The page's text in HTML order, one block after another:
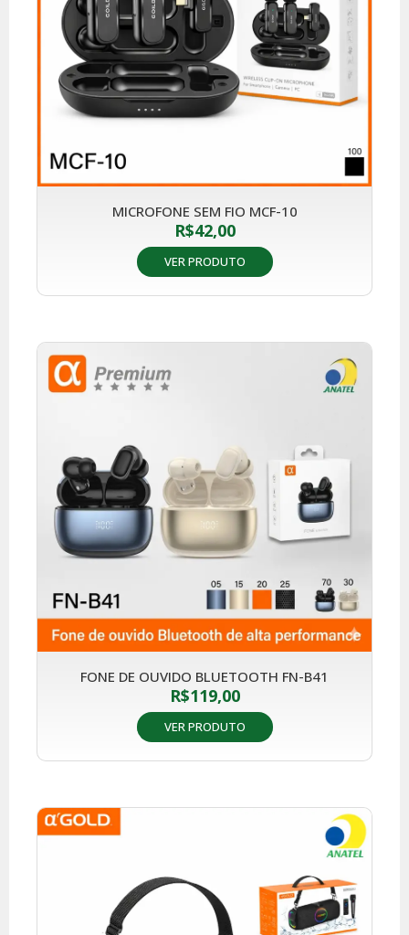
MICROFONE SEM FIO MCF-10
R$42,00
VER PRODUTO
FONE DE OUVIDO BLUETOOTH FN-B41
R$119,00
VER PRODUTO